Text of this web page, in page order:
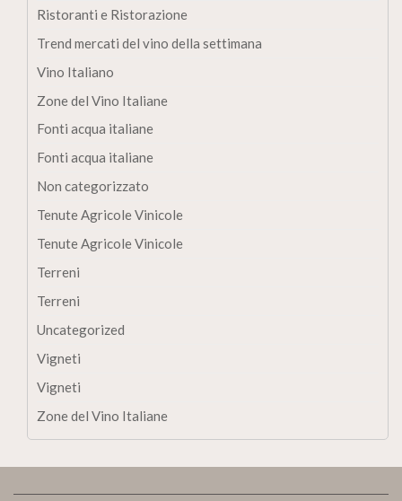
Ristoranti e Ristorazione
Trend mercati del vino della settimana
Vino Italiano
Zone del Vino Italiane
Fonti acqua italiane
Fonti acqua italiane
Non categorizzato
Tenute Agricole Vinicole
Tenute Agricole Vinicole
Terreni
Terreni
Uncategorized
Vigneti
Vigneti
Zone del Vino Italiane